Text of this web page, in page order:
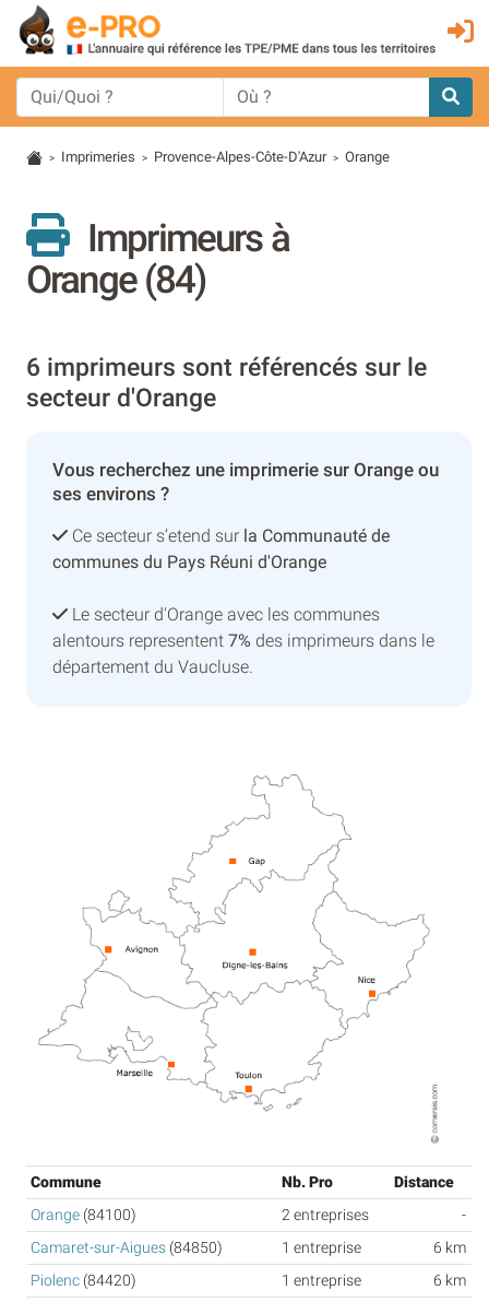
> Imprimeries > Provence-Alpes-Côte-D'Azur > Orange
Imprimeurs à
Orange (84)
6 imprimeurs sont référencés sur le
secteur d'Orange
Vous recherchez une imprimerie sur Orange ou
ses environs ?
Ce secteur s’etend sur la Communauté de
communes du Pays Réuni d'Orange
Le secteur d'Orange avec les communes
alentours representent 7% des imprimeurs dans le
département du Vaucluse.
Commune Nb. Pro
Distance
Orange (84100) 2 entreprises
-
Camaret-sur-Aigues (84850) 1 entreprise
6 km
Piolenc (84420) 1 entreprise
6 km